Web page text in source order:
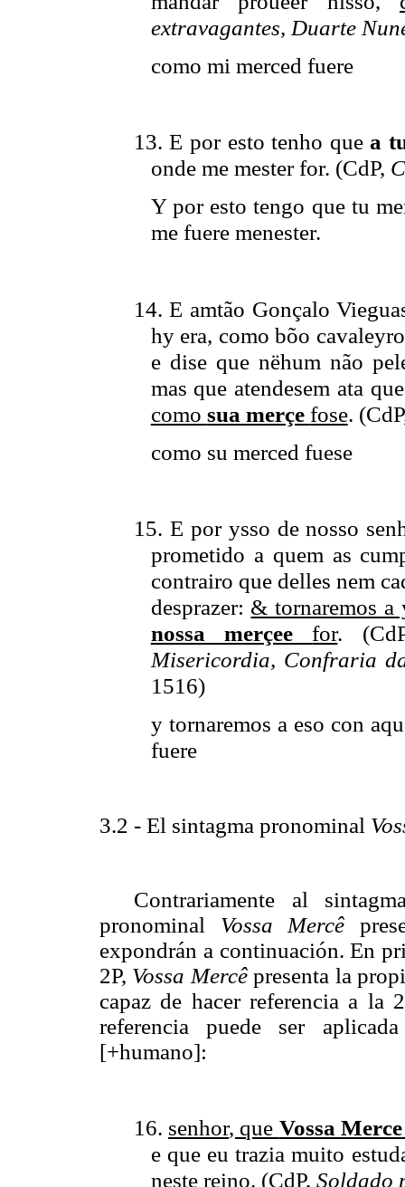
extravagantes, Duarte
como mi merced fuere
13. E por esto tenho quea
onde me mester for. (CdP,
Y por esto tengo que tu
me fuere menester.
14. E amtão Gonçalo
hy era, como bõo
e dise que nëhum não
mas que atendesem ata
como sua merçe fose. (CdP
como su merced fuese
15. E por ysso de nosso
prometido a quem as
contrairo que delles nem
desprazer: & tornaremos a
nossa merçeefor. (
Misericordia, Confraria
1516)
ytornaremos a eso con
fuere
3.2 - El sintagma pronominal
Contrariamente al
pronominal Vossa Mercê
expondrán a continuación. En
2P, Vossa Mercêpresenta la
capaz de hacer referencia a la
referencia puede ser
[+humano]:
16. senhor, que Vossa
e que eu trazia muito
neste reino. (CdP, Soldado